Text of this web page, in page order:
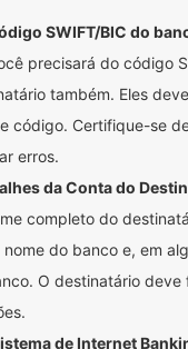
SWIFT/BIC do
precisará do código
também. Eles
código. Certifique-se
erros.
da Conta do
completo do
do banco e, em
O destinatário deve
de Internet